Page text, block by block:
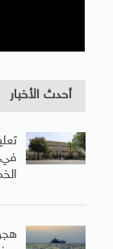
أحدث الأخبار
في